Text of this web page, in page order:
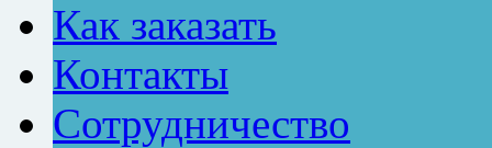
Как заказать
Контакты
Сотрудничество